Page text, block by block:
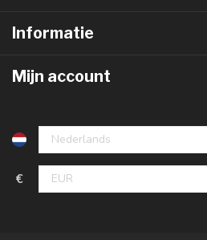
Informatie
Mijn account
€